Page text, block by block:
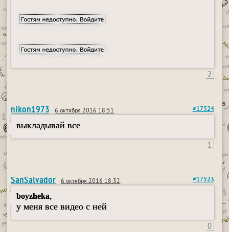
2
nikon1973 6 октября 2016 18:51 #17524
выкладывай все
1
SanSalvador 6 октября 2016 18:32 #17523
boyzheka,
у меня все видео с ней
0